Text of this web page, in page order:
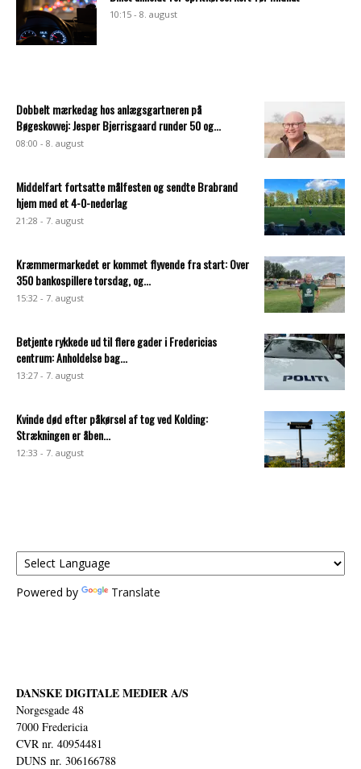
10:15 - 8. august
Dobbelt mærkedag hos anlægsgartneren på
Bøgeskovvej: Jesper Bjerrisgaard runder 50 og...
08:00 - 8. august
Middelfart fortsatte målfesten og sendte Brabrand
hjem med et 4-0-nederlag
21:28 - 7. august
Kræmmermarkedet er kommet flyvende fra start: Over
350 bankospillere torsdag, og...
15:32 - 7. august
Betjente rykkede ud til flere gader i Fredericias
centrum: Anholdelse bag...
13:27 - 7. august
Kvinde død efter påkørsel af tog ved Kolding:
Strækningen er åben...
12:33 - 7. august
Powered by Translate
DANSKE DIGITALE MEDIER A/S
Norgesgade 48
7000 Fredericia
CVR nr. 40954481
DUNS nr. 306166788